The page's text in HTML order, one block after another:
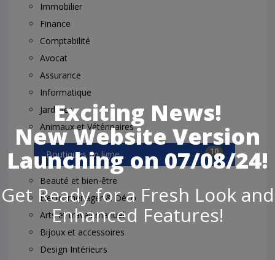
Exciting News!
New Website Version
Launching on 07/08/24!
Get Ready for a Fresh Look and
Enhanced Features!
Immobilier
Finance
Comptabilité
Avocat
Assurance
Informatique
Jardinier
Animaux et Vétérinaires
10
Boutiques en ligne
Beauté et bien-être
Électroménager & Déco
Arts et travail manuel
Bijoux et accessoires
Design Intérieurs